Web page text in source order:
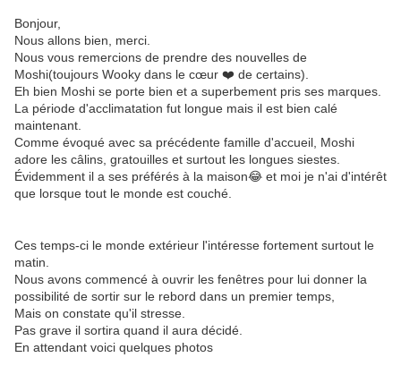
Bonjour,
Nous allons bien, merci.
Nous vous remercions de prendre des nouvelles de
Moshi(toujours Wooky dans le cœur ❤️ de certains).
Eh bien Moshi se porte bien et a superbement pris ses marques.
La période d'acclimatation fut longue mais il est bien calé
maintenant.
Comme évoqué avec sa précédente famille d'accueil, Moshi
adore les câlins, gratouilles et surtout les longues siestes.
Évidemment il a ses préférés à la maison😂 et moi je n'ai d'intérêt
que lorsque tout le monde est couché.
Ces temps-ci le monde extérieur l'intéresse fortement surtout le
matin.
Nous avons commencé à ouvrir les fenêtres pour lui donner la
possibilité de sortir sur le rebord dans un premier temps,
Mais on constate qu'il stresse.
Pas grave il sortira quand il aura décidé.
En attendant voici quelques photos